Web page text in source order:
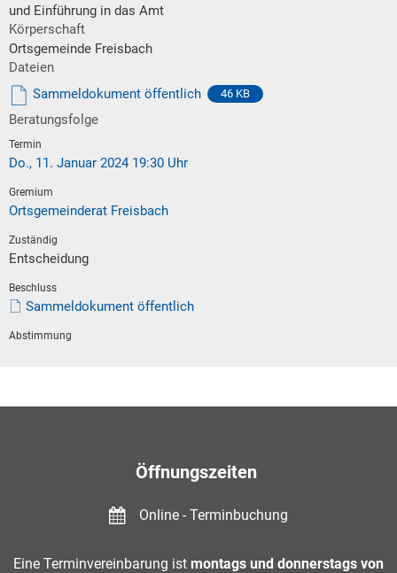
und Einführung in das Amt
Körperschaft
Ortsgemeinde Freisbach
Dateien
Sammeldokument öffentlich
46 KB
Beratungsfolge
Do., 11. Januar 2024 19:30 Uhr
Ortsgemeinderat Freisbach
Entscheidung
Sammeldokument öffentlich
Öffnungszeiten
Online - Terminbuchung
Eine Terminvereinbarung ist montags und donnerstags von